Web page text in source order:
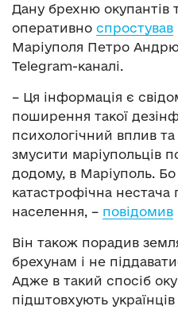
Дану брехню окупантів
оперативно спростував
Маріуполя Петро
Telegram-каналі.
– Ця інформація є
поширення такої
психологічний вплив
змусити маріупольців
додому, в Маріуполь. Бо
катастрофічна нестача
населення, – повідомив
Він також порадив
брехунам і не
Адже в такий спосіб
підштовхують